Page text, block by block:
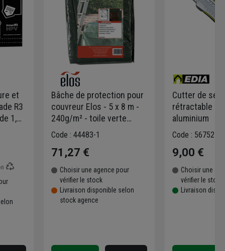
et
R3
1,50
Bâche de protection pour
couvreur Elos - 5 x 8 m -
240g/m² - toile verte
recyclable
Code : 44483-1
71,27 €
Choisir une agence pour
vérifier le stock
Livraison disponible selon
stock agence
Cutter de
rétractable
aluminium
Code : 567527-1
9,00 €
Choisir une
vérifier le stock
Livraison